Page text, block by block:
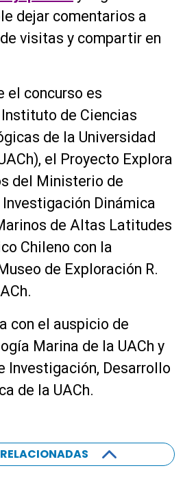
dejar comentarios a
visitas y compartir en
el concurso es
de Ciencias
de la Universidad
el Proyecto Explora
del Ministerio de
Dinámica
de Altas Latitudes
Chileno con la
de Exploración R.
con el auspicio de
Marina de la UACh y
Investigación, Desarrollo
de la UACh.